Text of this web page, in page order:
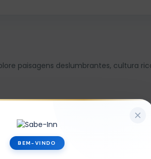
paisagens deslumbrantes, cultura
BEM-VINDO